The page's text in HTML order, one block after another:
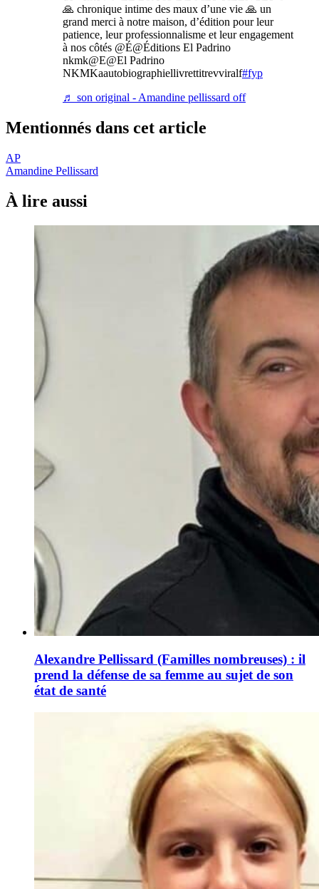
🙏 chronique intime des maux d’une vie 🙏 un
grand merci à notre maison, d’édition pour leur
patience, leur professionnalisme et leur engagement
à nos côtés @É@Éditions El Padrino
nkmk@E@El Padrino
NKMKaautobiographiellivrettitrevviralf#fyp
♬ son original - Amandine pellissard off
Mentionnés dans cet article
AP
Amandine Pellissard
À lire aussi
Alexandre Pellissard (Familles nombreuses) : il
prend la défense de sa femme au sujet de son
état de santé